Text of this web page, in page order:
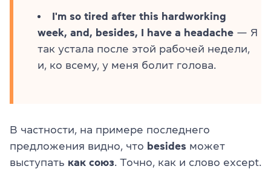
I'm so tired after this hardworking
week, and, besides, I have a headache — Я
так устала после этой рабочей недели,
и, ко всему, у меня болит голова.
В частности, на примере последнего
предложения видно, что besides может
выступать как союз. Точно, как и слово except.